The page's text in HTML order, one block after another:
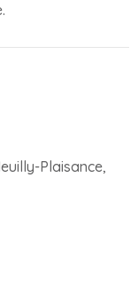
Plaisance,